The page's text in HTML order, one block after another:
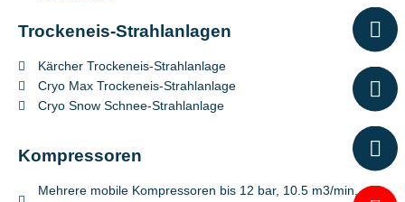
Trockeneis-Strahlanlagen
Kärcher Trockeneis-Strahlanlage
Cryo Max Trockeneis-Strahlanlage
Cryo Snow Schnee-Strahlanlage
Kompressoren
Mehrere mobile Kompressoren bis 12 bar, 10.5 m3/min,